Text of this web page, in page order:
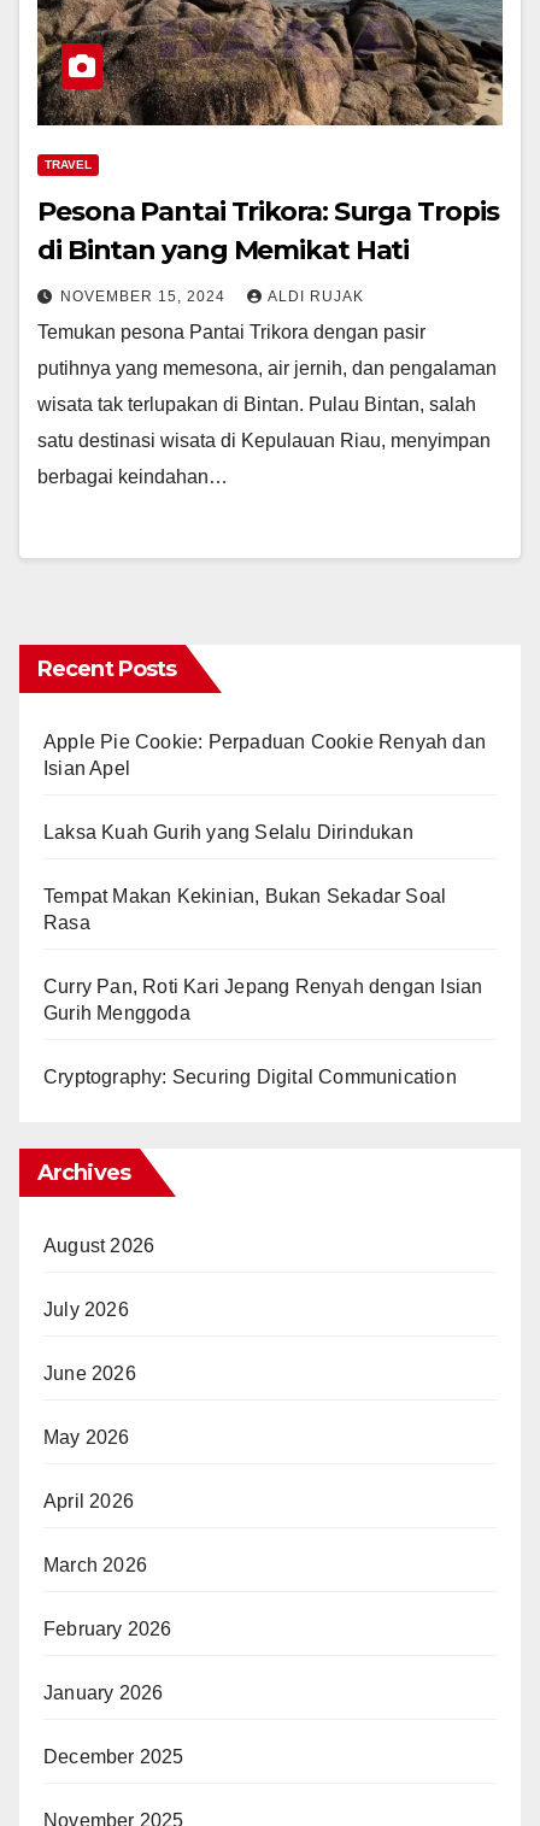
TRAVEL
Pesona Pantai Trikora: Surga Tropis
di Bintan yang Memikat Hati
NOVEMBER 15, 2024 ALDI RUJAK
Temukan pesona Pantai Trikora dengan pasir
putihnya yang memesona, air jernih, dan pengalaman
wisata tak terlupakan di Bintan. Pulau Bintan, salah
satu destinasi wisata di Kepulauan Riau, menyimpan
berbagai keindahan…
Recent Posts
Apple Pie Cookie: Perpaduan Cookie Renyah dan
Isian Apel
Laksa Kuah Gurih yang Selalu Dirindukan
Tempat Makan Kekinian, Bukan Sekadar Soal
Rasa
Curry Pan, Roti Kari Jepang Renyah dengan Isian
Gurih Menggoda
Cryptography: Securing Digital Communication
Archives
August 2026
July 2026
June 2026
May 2026
April 2026
March 2026
February 2026
January 2026
December 2025
November 2025